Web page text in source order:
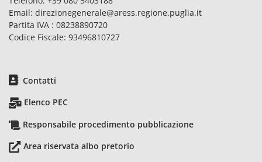
Email: direzionegenerale@aress.regione.puglia.it
Partita IVA : 08238890720
Codice Fiscale: 93496810727
Contatti
Elenco PEC
Responsabile procedimento pubblicazione
Area riservata albo pretorio